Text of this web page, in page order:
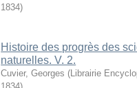
1834)
Histoire des progrès des
naturelles. V. 2.
Cuvier, Georges ( Librairie